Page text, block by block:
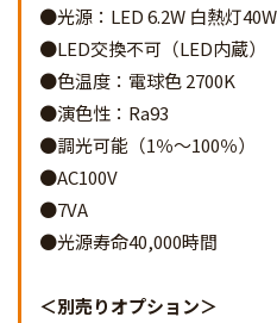
●光源：LED 6.2W 白熱灯
●LED交換不可（LED内蔵）
●色温度：電球色 2700K
●演色性：Ra93
●調光可能（1％～100％）
●AC100V
●7VA
●光源寿命40,000時間
別売りオプション